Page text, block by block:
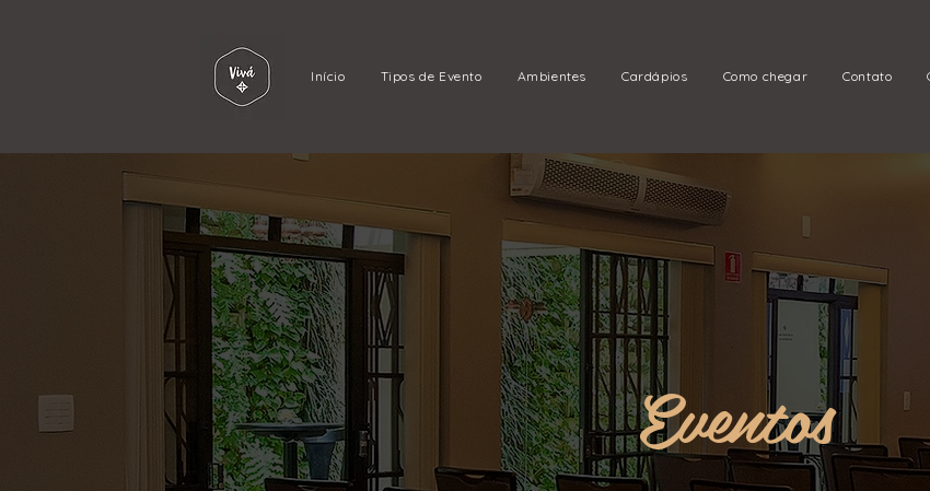
Início Tipos de Evento Ambientes Cardápios Como chegar Contato
Eventos